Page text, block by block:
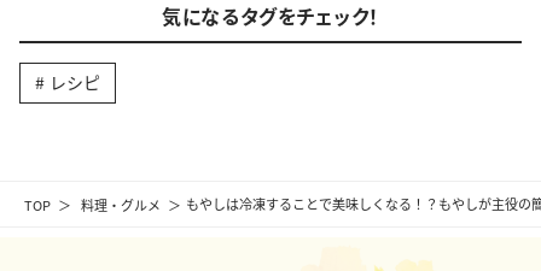
TOP 料理・グルメ もやしは冷凍することで美味しくなる！？もやしが主役
気になるタグをチェック！
レシピ